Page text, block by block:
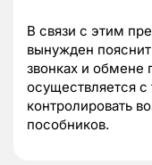
В связи с этим
вынужден
звонках и обмене
осуществляется
контролировать
пособников.